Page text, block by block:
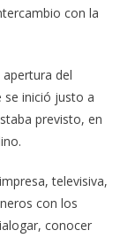
con la
del
se inició justo a
previsto, en
televisiva,
con los
conocer